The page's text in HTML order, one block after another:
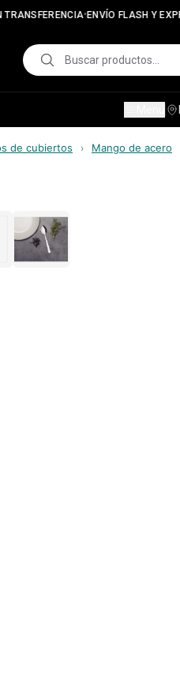
•ENVÍO FLASH Y
de cubiertos › Mango de acero